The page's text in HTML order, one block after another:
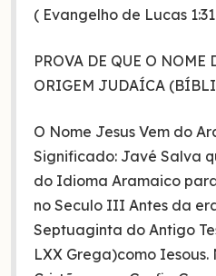
( Evangelho de Lucas
PROVA DE QUE O NOME
ORIGEM JUDAÍCA
O Nome Jesus Vem do
Significado: Javé Salva
do Idioma Aramaico
no Seculo III Antes da
Septuaginta do Antigo
LXX Grega)como